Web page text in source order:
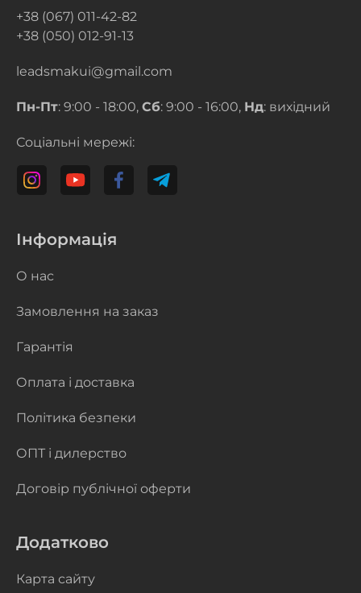
+38 (067) 011-42-82
+38 (050) 012-91-13
leadsmakui@gmail.com
Пн-Пт: 9:00 - 18:00, Сб: 9:00 - 16:00, Нд: вихідний
Соціальні мережі:
Інформація
О нас
Замовлення на заказ
Гарантія
Оплата і доставка
Політика безпеки
ОПТ і дилерство
Договір публічної оферти
Додатково
Карта сайту